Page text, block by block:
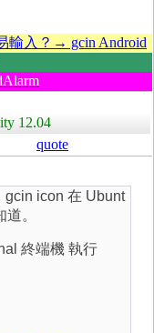
輸入？→ gcin Android
12.04
quote
gcin icon 在 Ubunt
。
終端機 執行